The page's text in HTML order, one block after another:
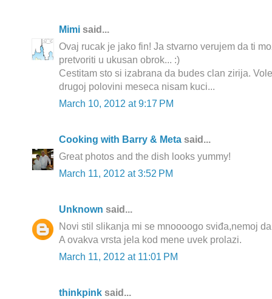
Mimi said...
Ovaj rucak je jako fin! Ja stvarno verujem da ti
pretvoriti u ukusan obrok... :)
Cestitam sto si izabrana da budes clan zirija.
drugoj polovini meseca nisam kuci...
March 10, 2012 at 9:17 PM
Cooking with Barry & Meta said...
Great photos and the dish looks yummy!
March 11, 2012 at 3:52 PM
Unknown said...
Novi stil slikanja mi se mnoooogo sviđa,nemoj
A ovakva vrsta jela kod mene uvek prolazi.
March 11, 2012 at 11:01 PM
thinkpink said...